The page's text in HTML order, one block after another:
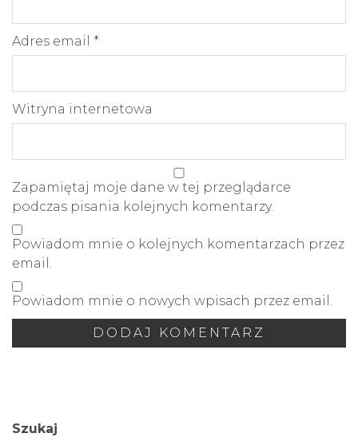
Adres email *
Witryna internetowa
Zapamiętaj moje dane w tej przeglądarce
podczas pisania kolejnych komentarzy.
Powiadom mnie o kolejnych komentarzach przez
email.
Powiadom mnie o nowych wpisach przez email.
Szukaj